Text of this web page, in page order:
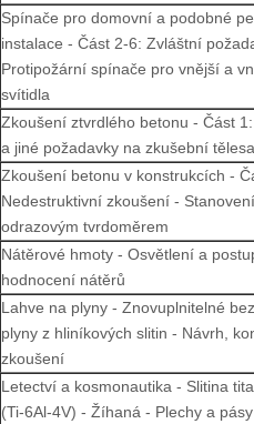
Spínače pro domovní a podobné
instalace - Část 2-6: Zvláštní
Protipožární spínače pro vnější a
svítidla
Zkoušení ztvrdlého betonu - Část
a jiné požadavky na zkušební
Zkoušení betonu v konstrukcích -
Nedestruktivní zkoušení -
odrazovým tvrdoměrem
Nátěrové hmoty - Osvětlení a
hodnocení nátěrů
Lahve na plyny - Znovuplnitelné
plyny z hliníkových slitin - Návrh,
zkoušení
Letectví a kosmonautika - Slitina
(Ti-6Al-4V) - Žíhaná - Plechy a